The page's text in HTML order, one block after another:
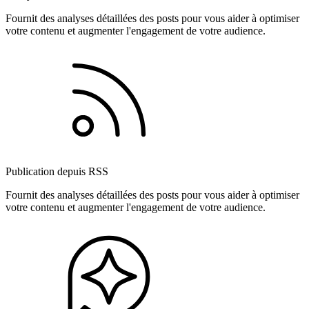
Fournit des analyses détaillées des posts pour vous aider à optimiser
votre contenu et augmenter l'engagement de votre audience.
Publication depuis RSS
Fournit des analyses détaillées des posts pour vous aider à optimiser
votre contenu et augmenter l'engagement de votre audience.